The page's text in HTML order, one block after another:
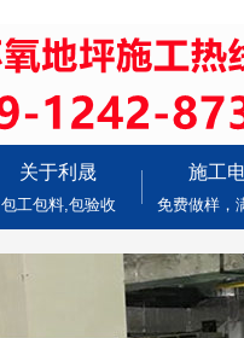
关于利晟
包工包料,包验收
施工
免费做样，